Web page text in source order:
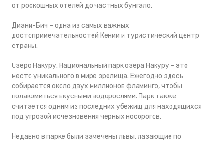
от роскошных отелей до частных бунгало.
Диани-Бич – одна из самых важных
достопримечательностей Кении и туристический центр
страны.
Озеро Накуру. Национальный парк озера Накуру – это
место уникального в мире зрелища. Ежегодно здесь
собирается около двух миллионов фламинго, чтобы
полакомиться вкусными водорослями. Парк также
считается одним из последних убежищ для находящихся
под угрозой исчезновения черных носорогов.
Недавно в парке были замечены львы, лазающие по